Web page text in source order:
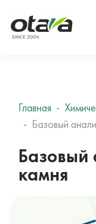
Главная
Базовый
Базовый
камня